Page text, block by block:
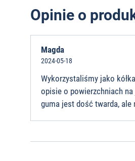
Opinie o
Magda
2024-05-18
Wykorzystaliśmy jako
opisie o powierzchniach
guma jest dość twarda, ale